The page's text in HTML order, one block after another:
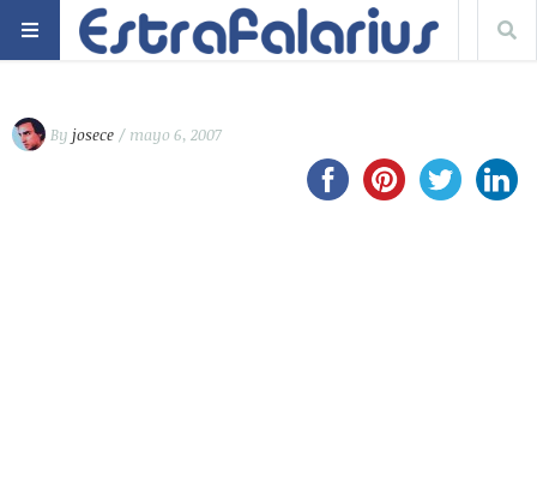
By josece / mayo 6, 2007